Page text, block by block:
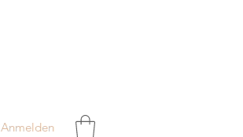
Anmelden